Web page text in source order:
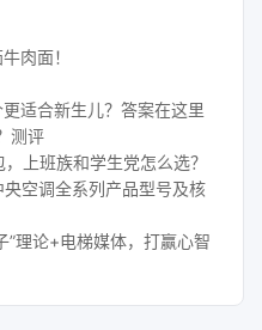
肉面！
适合新生儿？答案在这里
测评
上班族和学生党怎么选？
空调全系列产品型号及核
”理论+电梯媒体，打赢心智